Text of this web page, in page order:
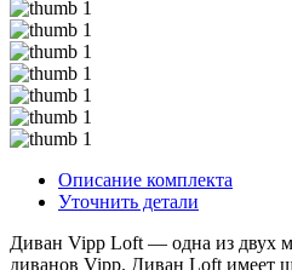
Описание комплекта
Уточнить детали
Диван Vipp Loft — одна из двух
диванов Vipp. Диван Loft имеет